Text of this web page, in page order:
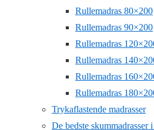
Rullemadras 80×200
Rullemadras 90×200
Rullemadras
Rullemadras
Rullemadras
Rullemadras
Trykaflastende madrasser
De bedste skummadrasser